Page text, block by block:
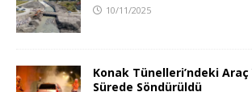
10/11/2025
Konak Tünelleri’ndeki Araç
Sürede Söndürüldü